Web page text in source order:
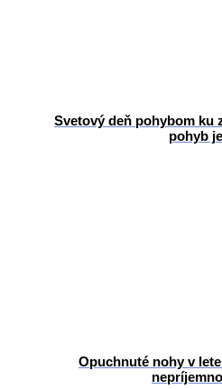
Svetový deň pohybom ku
pohyb
Opuchnuté nohy v